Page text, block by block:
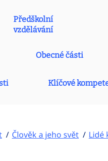
Předškolní
vzdělávání
Obecné části
Klíčové
Člověk a jeho svět Lidé